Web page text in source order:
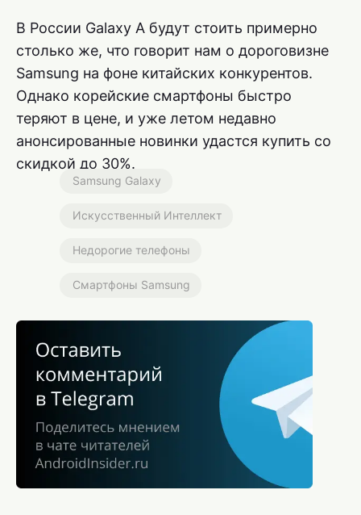
В России Galaxy A будут стоить примерно
столько же, что говорит нам о дороговизне
Samsung на фоне китайских конкурентов.
Однако корейские смартфоны быстро
теряют в цене, и уже летом недавно
анонсированные новинки удастся купить со
скидкой до 30%.
Samsung Galaxy
Искусственный Интеллект
Недорогие телефоны
Смартфоны Samsung